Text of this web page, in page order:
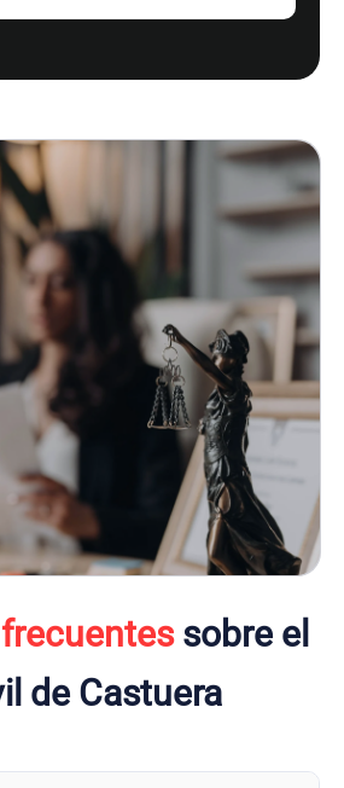
sobre el
de Castuera